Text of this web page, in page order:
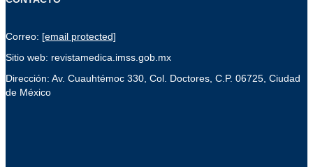
Correo: [email protected]
Sitio web: revistamedica.imss.gob.mx
Dirección: Av. Cuauhtémoc 330, Col. Doctores, C.P. 06725, Ciudad
de México